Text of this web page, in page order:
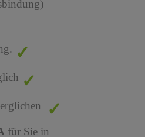
für Sie in